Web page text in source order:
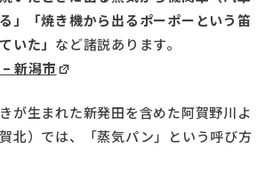
」「焼き機から出るポーポーという笛
いた」 など諸説あります。
新潟市
が生まれた新発田を含めた阿賀野川よ
北）では、「蒸気パン」という呼び方